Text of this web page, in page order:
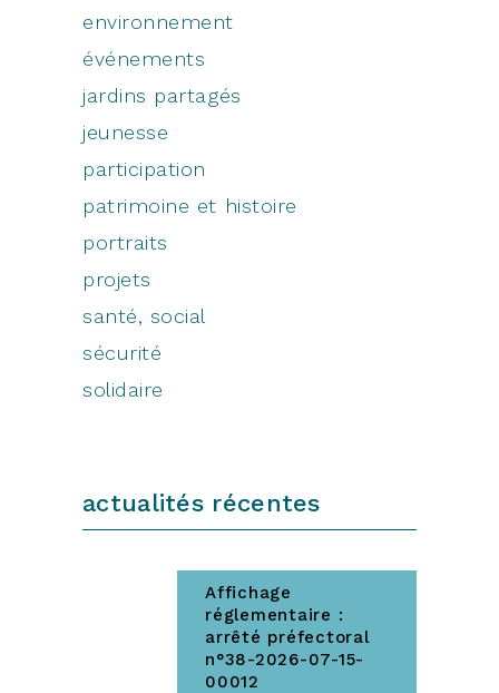
environnement
événements
jardins partagés
jeunesse
participation
patrimoine et histoire
portraits
projets
santé, social
sécurité
solidaire
actualités récentes
Affichage
réglementaire :
arrêté préfectoral
n°38-2026-07-15-
00012